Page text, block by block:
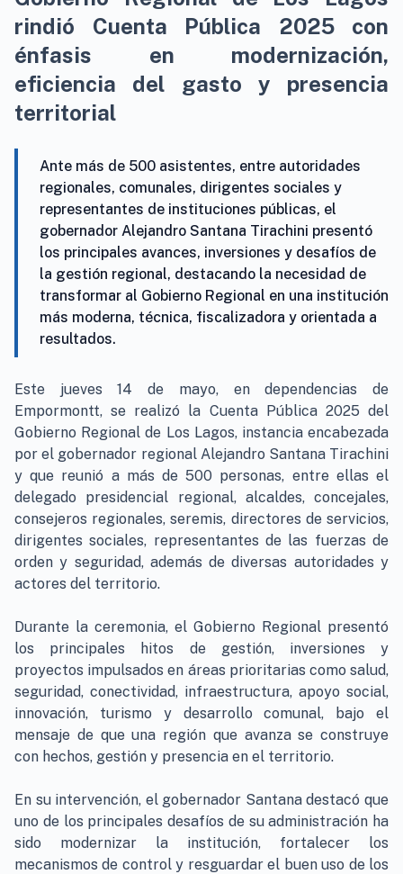
rindió Cuenta Pública 2025 con
énfasis en modernización,
eficiencia del gasto y presencia
territorial
Ante más de 500 asistentes, entre autoridades
regionales, comunales, dirigentes sociales y
representantes de instituciones públicas, el
gobernador Alejandro Santana Tirachini presentó
los principales avances, inversiones y desafíos de
la gestión regional, destacando la necesidad de
transformar al Gobierno Regional en una institución
más moderna, técnica, fiscalizadora y orientada a
resultados.
Este jueves 14 de mayo, en dependencias de
Empormontt, se realizó la Cuenta Pública 2025 del
Gobierno Regional de Los Lagos, instancia encabezada
por el gobernador regional Alejandro Santana Tirachini
y que reunió a más de 500 personas, entre ellas el
delegado presidencial regional, alcaldes, concejales,
consejeros regionales, seremis, directores de servicios,
dirigentes sociales, representantes de las fuerzas de
orden y seguridad, además de diversas autoridades y
actores del territorio.
Durante la ceremonia, el Gobierno Regional presentó
los principales hitos de gestión, inversiones y
proyectos impulsados en áreas prioritarias como salud,
seguridad, conectividad, infraestructura, apoyo social,
innovación, turismo y desarrollo comunal, bajo el
mensaje de que una región que avanza se construye
con hechos, gestión y presencia en el territorio.
En su intervención, el gobernador Santana destacó que
uno de los principales desafíos de su administración ha
sido modernizar la institución, fortalecer los
mecanismos de control y resguardar el buen uso de los